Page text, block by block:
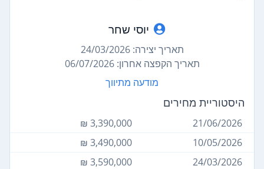
יוסי שחר
תאריך יצירה: 24/03/2026
תאריך הקפצה אחרון: 06/07/2026
מודעה מתיווך
היסטוריית מחירים
21/06/2026
3,390,000 ₪
10/05/2026
3,490,000 ₪
24/03/2026
3,590,000 ₪